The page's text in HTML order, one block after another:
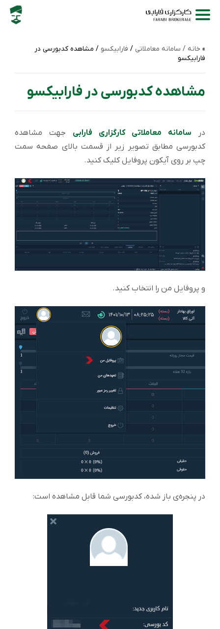
خانه / سامانه‌ معاملاتی / فارابیکسو / مشاهده کدبورسی در
فارابیکسو
مشاهده کدبورسی در فارابیکسو
در سامانه معاملاتی کارگزاری فارابی جهت مشاهده
کدبورسی مطابق تصویر زیر از قسمت بالای صفحه سمت
چپ بر روی آیکون پروفایل کلیک کنید.
و پروفایل من را انتخاب کنید.
در پنجره‌ی باز شده، کدبورسی شما قابل مشاهده است: